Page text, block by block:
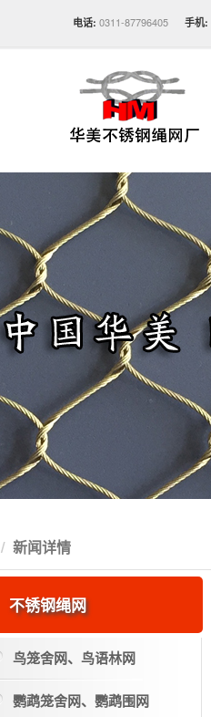
电话: 0311-87796405 手机:
新闻详情
不锈钢绳网
鸟笼舍网、鸟语林网
鹦鹉笼舍网、鹦鹉围网